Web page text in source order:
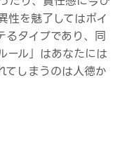
性を魅了してはポイ
るタイプであり、同
ール」はあなたには
てしまうのは人徳か